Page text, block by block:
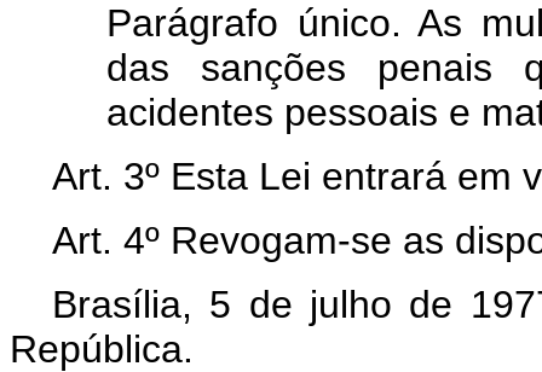
Parágrafo único. As
das sanções penais
acidentes pessoais e
Art. 3º Esta Lei entrará em
Art. 4º Revogam-se as
Brasília, 5 de julho de
República.